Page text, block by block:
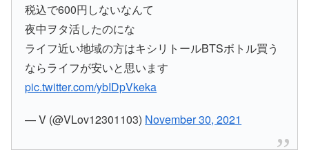
税込で600円しないなんて
夜中ヲタ活したのにな
ライフ近い地域の方はキシリトールBTSボトル買う
ならライフが安いと思います
pic.twitter.com/ybIDpVkeka
— V (@VLov12301103) November 30, 2021